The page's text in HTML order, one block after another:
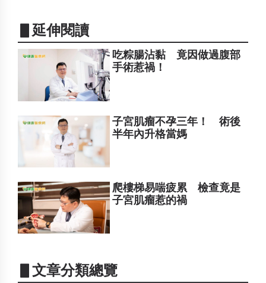
▋延伸閱讀
吃粽腸沾黏 竟因做過腹部
手術惹禍！
子宮肌瘤不孕三年！ 術後
半年內升格當媽
爬樓梯易喘疲累 檢查竟是
子宮肌瘤惹的禍
▋文章分類總覽